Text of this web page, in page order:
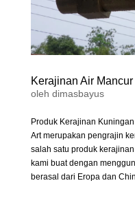
Kerajinan Air
oleh dimasbayus
Produk Kerajinan
Art merupakan pengrajin
salah satu produk
kami buat dengan
berasal dari Eropa dan